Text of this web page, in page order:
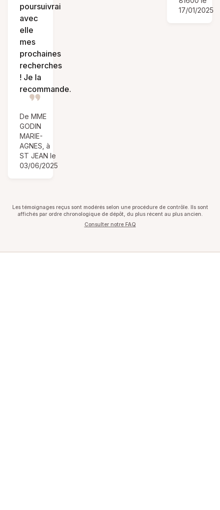
poursuivrai
avec
elle
mes
prochaines
recherches
! Je la
recommande.
De MME
GODIN
MARIE-
AGNES, à
ST JEAN le
03/06/2025
17/01/2025
Les témoignages reçus sont modérés selon une procédure de contrôle. Ils sont
affichés par ordre chronologique de dépôt, du plus récent au plus ancien.
Consulter notre FAQ